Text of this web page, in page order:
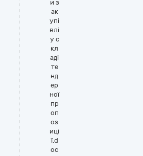
и з
ак
упі
влі
у с
кл
аді
те
нд
ер
ної
пр
оп
оз
иці
ї.d
oc